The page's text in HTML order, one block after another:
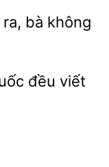
không
đều viết